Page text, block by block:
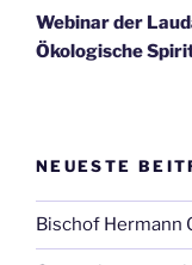
Beitrag
Webinar der
Ökologische
NEUESTE
Bischof Hermann